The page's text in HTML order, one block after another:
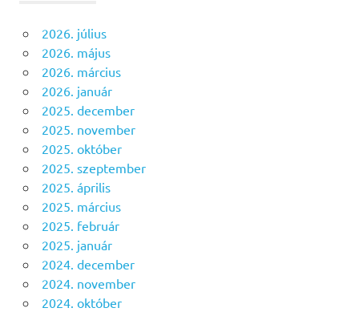
2026. július
2026. május
2026. március
2026. január
2025. december
2025. november
2025. október
2025. szeptember
2025. április
2025. március
2025. február
2025. január
2024. december
2024. november
2024. október